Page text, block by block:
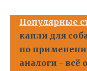
Популярные
капли для
по
аналоги - всё